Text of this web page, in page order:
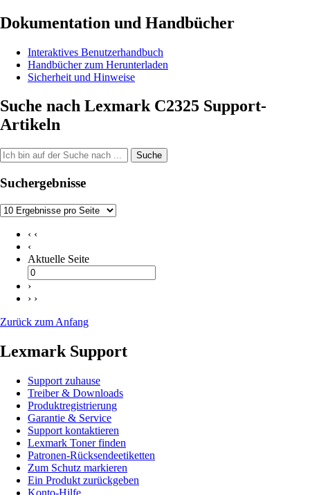
Dokumentation und Handbücher
Interaktives Benutzerhandbuch
Handbücher zum Herunterladen
Sicherheit und Hinweise
Suche nach Lexmark C2325 Support-
Artikeln
Suche
Suchergebnisse
‹ ‹
‹
Aktuelle Seite
›
› ›
Zurück zum Anfang
Lexmark Support
Support zuhause
Treiber & Downloads
Produktregistrierung
Garantie & Service
Support kontaktieren
Lexmark Toner finden
Patronen-Rücksendeetiketten
Zum Schutz markieren
Ein Produkt zurückgeben
Konto-Hilfe